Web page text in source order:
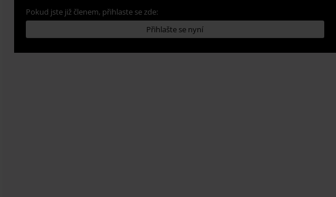
Pokud jste již členem, přihlaste se zde:
Přihlašte se nyní